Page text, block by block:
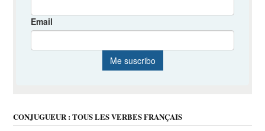
CONJUGUEUR : TOUS LES VERBES FRANÇAIS